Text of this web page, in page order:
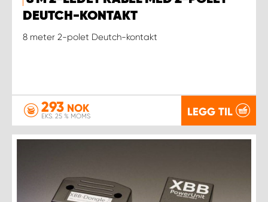
DEUTCH-KONTAKT
8 meter 2-polet Deutch-kontakt
293 NOK
EKS. 25 % MOMS LEGG TIL